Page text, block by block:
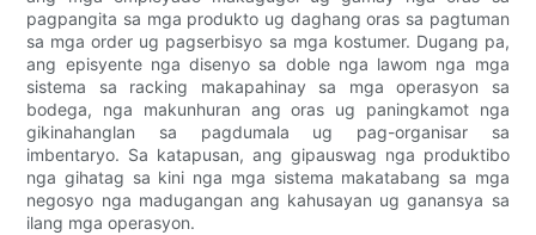
pagpangita sa mga produkto ug daghang oras sa pagtuman
sa mga order ug pagserbisyo sa mga kostumer. Dugang pa,
ang episyente nga disenyo sa doble nga lawom nga mga
sistema sa racking makapahinay sa mga operasyon sa
bodega, nga makunhuran ang oras ug paningkamot nga
gikinahanglan sa pagdumala ug pag-organisar sa
imbentaryo. Sa katapusan, ang gipauswag nga produktibo
nga gihatag sa kini nga mga sistema makatabang sa mga
negosyo nga madugangan ang kahusayan ug ganansya sa
ilang mga operasyon.